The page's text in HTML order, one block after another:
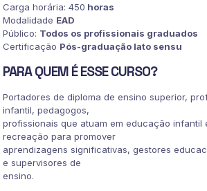
Carga horária: 450 horas
Modalidade EAD
Público: Todos os profissionais graduados
Certificação Pós-graduação lato sensu
PARA QUEM É ESSE CURSO?
Portadores de diploma de ensino superior,
infantil, pedagogos,
profissionais que atuam em educação infantil
recreação para promover
aprendizagens significativas, gestores
e supervisores de
ensino.